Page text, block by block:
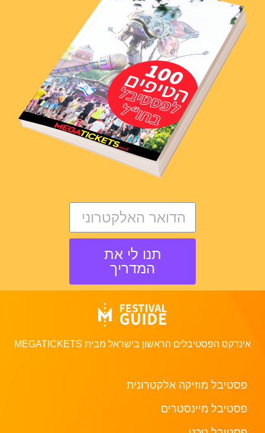
תנו לי את
המדריך
אינדקס הפסטיבלים הראשון בישראל מבית MEGATICKETS
פסטיבל מוזיקה אלקטרונית
פסטיבל מיינסטרים